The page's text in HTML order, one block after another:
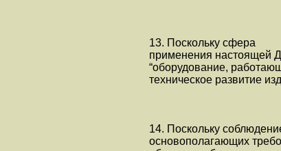
13. Поскольку сфера
применения настоящей
“оборудование,
техническое развитие
14. Поскольку
основополагающих